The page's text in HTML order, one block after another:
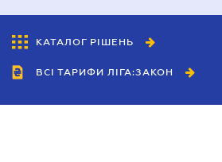
КАТАЛОГ РІШЕНЬ
ВСІ ТАРИФИ ЛІГА:ЗАКОН